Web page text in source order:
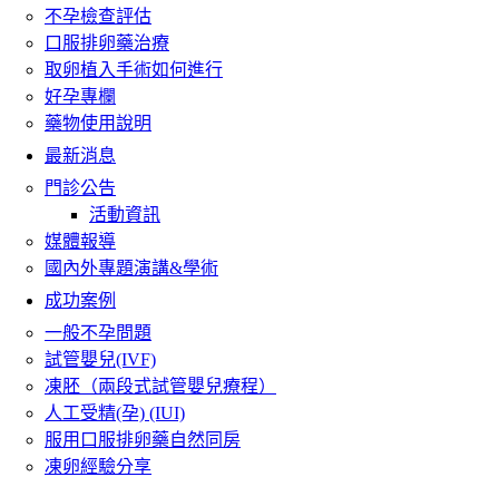
不孕檢查評估
口服排卵藥治療
取卵植入手術如何進行
好孕專欄
藥物使用說明
最新消息
門診公告
活動資訊
媒體報導
國內外專題演講&學術
成功案例
一般不孕問題
試管嬰兒(IVF)
凍胚（兩段式試管嬰兒療程）
人工受精(孕) (IUI)
服用口服排卵藥自然同房
凍卵經驗分享